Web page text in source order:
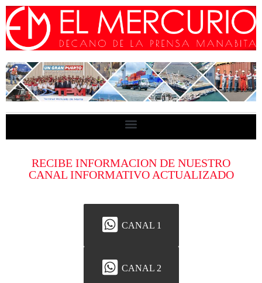
RECIBE INFORMACION DE NUESTRO
CANAL INFORMATIVO ACTUALIZADO
CANAL 1
CANAL 2